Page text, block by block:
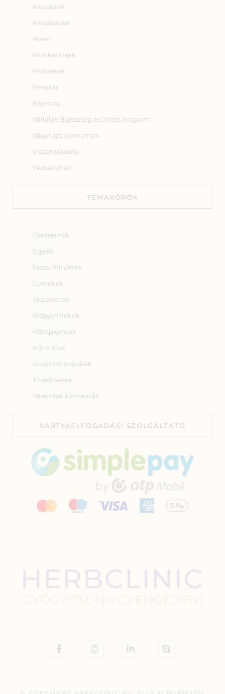
Kapcsolat
Kezdőoldal
Kosár
Munkatársak
Partnerek
Pénztár
Sitemap
Vállalati Egészség és Jóllét Program
Várandós kismamák
Viszonteladók
Webáruház
TÉMAKÖRÖK
Csecsemők
Egyéb
Fiatal felnőttek
Gyerekek
Időskorúak
Kisgyermekek
Középkorúak
Női ciklus
Szoptató anyukák
Tinédzserek
Várandós kismamák
KÁRTYAELFOGADÁSI SZOLGÁLTATÓ